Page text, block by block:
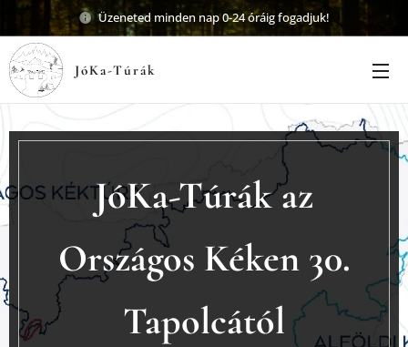
Üzeneted minden nap 0-24 óráig fogadjuk!
JóKa-Túrák
JóKa-Túrák az
Országos Kéken 30.
Tapolcától